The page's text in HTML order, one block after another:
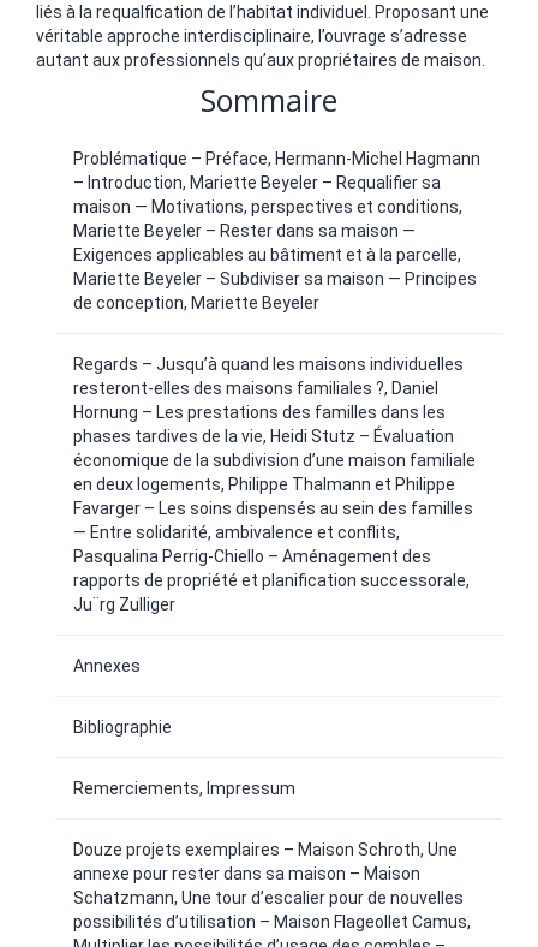
liés à la requalfication de l’habitat individuel. Proposant une
véritable approche interdisciplinaire, l’ouvrage s’adresse
autant aux professionnels qu’aux propriétaires de maison.
Sommaire
Problématique – Préface, Hermann-Michel Hagmann
– Introduction, Mariette Beyeler – Requalifier sa
maison — Motivations, perspectives et conditions,
Mariette Beyeler – Rester dans sa maison —
Exigences applicables au bâtiment et à la parcelle,
Mariette Beyeler – Subdiviser sa maison — Principes
de conception, Mariette Beyeler
Regards – Jusqu’à quand les maisons individuelles
resteront-elles des maisons familiales ?, Daniel
Hornung – Les prestations des familles dans les
phases tardives de la vie, Heidi Stutz – Évaluation
économique de la subdivision d’une maison familiale
en deux logements, Philippe Thalmann et Philippe
Favarger – Les soins dispensés au sein des familles
— Entre solidarité, ambivalence et conflits,
Pasqualina Perrig-Chiello – Aménagement des
rapports de propriété et planification successorale,
Ju¨rg Zulliger
Annexes
Bibliographie
Remerciements, Impressum
Douze projets exemplaires – Maison Schroth, Une
annexe pour rester dans sa maison – Maison
Schatzmann, Une tour d’escalier pour de nouvelles
possibilités d’utilisation – Maison Flageollet Camus,